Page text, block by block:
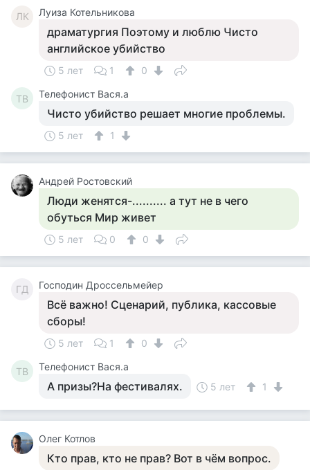
ЛК Луиза Котельникова
драматургия Поэтому и люблю Чисто
английское убийство
5 лет 1 0
ТВ Телефонист Вася.а
Чисто убийство решает многие проблемы.
5 лет 1
Андрей Ростовский
Люди женятся-.......... а тут не в чего
обуться Мир живет
5 лет 0 0
ГД Господин Дроссельмейер
Всё важно! Сценарий, публика, кассовые
сборы!
5 лет 1 0
ТВ Телефонист Вася.а
А призы?На фестивалях. 5 лет 1
Олег Котлов
Кто прав, кто не прав? Вот в чём вопрос.